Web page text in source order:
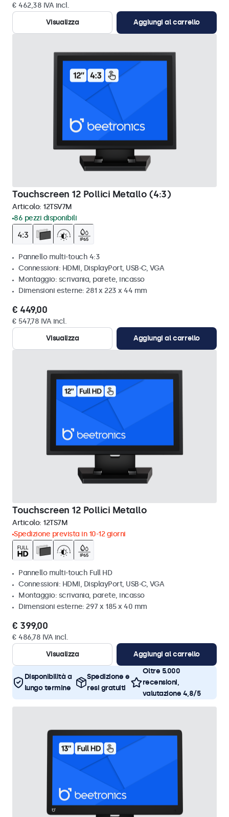
€ 462,38 IVA incl.
Visualizza
Aggiungi al carrello
Touchscreen 12 Pollici Metallo (4:3)
Articolo: 12TSV7M
86 pezzi disponibili
Pannello multi-touch 4:3
Connessioni: HDMI, DisplayPort, USB-C, VGA
Montaggio: scrivania, parete, incasso
Dimensioni esterne: 281 x 223 x 44 mm
€ 449,00
€ 547,78 IVA incl.
Visualizza
Aggiungi al carrello
Touchscreen 12 Pollici Metallo
Articolo: 12TS7M
Spedizione prevista in 10-12 giorni
Pannello multi-touch Full HD
Connessioni: HDMI, DisplayPort, USB-C, VGA
Montaggio: scrivania, parete, incasso
Dimensioni esterne: 297 x 185 x 40 mm
€ 399,00
€ 486,78 IVA incl.
Visualizza
Aggiungi al carrello
Disponibilità a
lungo termine
Spedizione e
resi gratuiti
Oltre 5.000
recensioni,
valutazione 4,8/5